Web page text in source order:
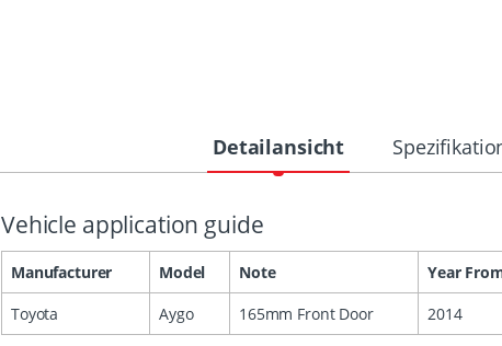
Detailansicht
Vehicle application guide
Manufacturer Model Note Year
Toyota
Aygo 165mm Front Door 2014